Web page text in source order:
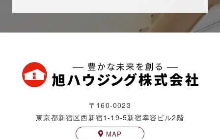
〒160-0023
東京都新宿区西新宿1-19-5新宿幸容ビル2階
MAP